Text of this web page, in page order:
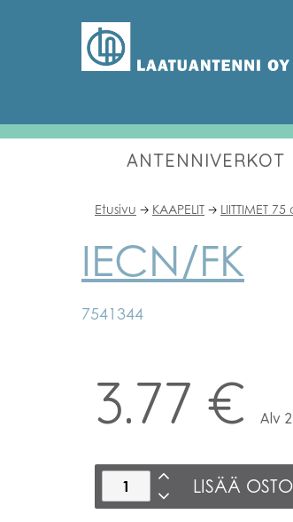
ANTENNIVERKOT
Etusivu 🡢 KAAPELIT 🡢 LIITTIMET
IECN/FK
7541344
3.77 € Alv
LISÄÄ